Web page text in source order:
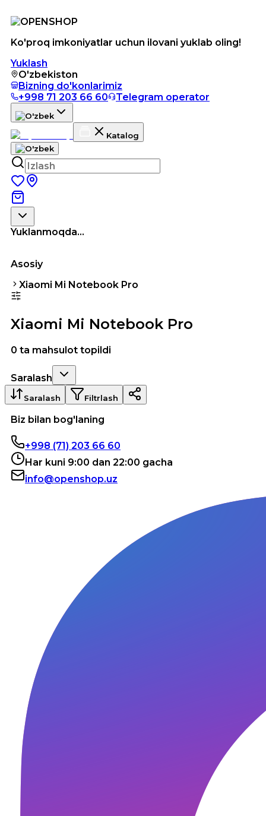
Ko'proq imkoniyatlar uchun ilovani yuklab oling!
Yuklash
O'zbekiston
Bizning do'konlarimiz
+998 71 203 66 60
Telegram operator
Katalog
Yuklanmoqda...
Asosiy
Xiaomi Mi Notebook Pro
Xiaomi Mi Notebook Pro
0 ta mahsulot topildi
Saralash
Saralash Filtrlash
Biz bilan bog'laning
+998 (71) 203 66 60
Har kuni 9:00 dan 22:00 gacha
info@openshop.uz